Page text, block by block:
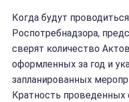
Когда будут
Роспотребнадзора,
сверят количество
оформленных за год и
запланированных
Кратность проведенных